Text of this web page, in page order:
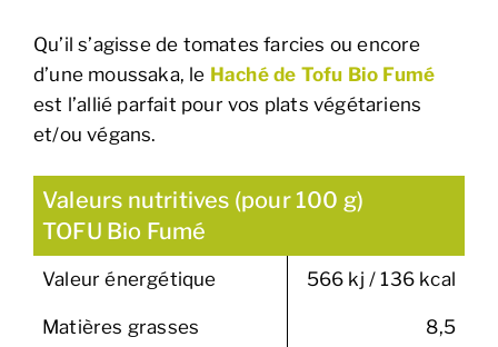
À PROPOS
CONTACT
Qu’il s’agisse de tomates farcies ou encore
d’une moussaka, le Haché de Tofu Bio Fumé
est l’allié parfait pour vos plats végétariens
et/ou végans.
Valeurs nutritives (pour 100 g)
TOFU Bio Fumé
Valeur énergétique 566 kj / 136 kcal
Matières grasses 8,5